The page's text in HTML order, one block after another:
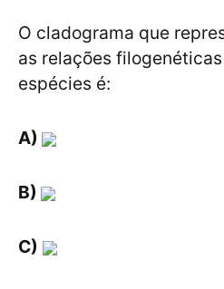
O cladograma que
as relações
espécies é:
A)
B)
C)